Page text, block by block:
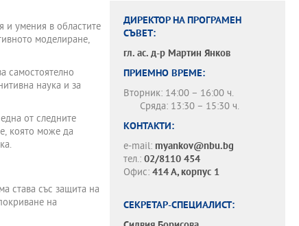
и умения в областите
моделиране,
самостоятелно
наука и за
от следните
която може да
става със защита на
на
ДИРЕКТОР НА ПРОГРАМЕН
СЪВЕТ:
гл. ас. д-р Мартин Янков
ПРИЕМНО ВРЕМЕ:
Вторник: 14:00 – 16:00 ч.
Сряда: 13:30 – 15:30 ч.
КОНТАКТИ:
e-mail: myankov@nbu.bg
тел.: 02/8110 454
Офис: 414 А, корпус 1
СЕКРЕТАР-СПЕЦИАЛИСТ: